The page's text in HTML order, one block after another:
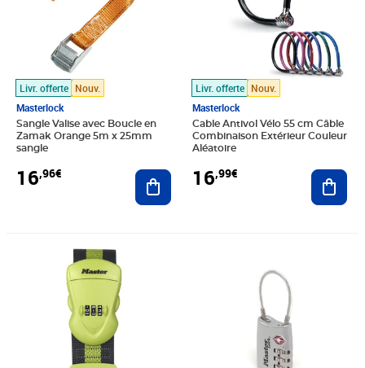
Livr. offerte Nouv.
Masterlock
Sangle Valise avec Boucle en
Zamak Orange 5m x 25mm
sangle
16,96€ Ajouter au panier
Livr. offerte Nouv.
Masterlock
Cable Antivol Vélo 55 cm Câble
Combinaison Extérieur Couleur
Aléatoire
16,99€